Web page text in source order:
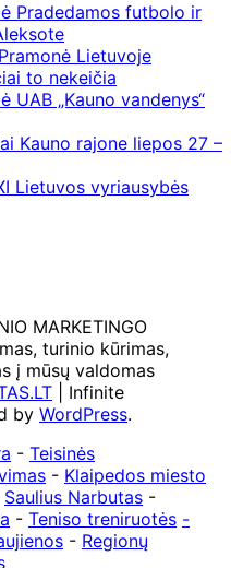
Pradedamos futbolo ir
Lietuvoje
to nekeičia
UAB „Kauno vandenys“
Kauno rajone liepos 27 –
Lietuvos vyriausybės
MARKETINGO
turinio kūrimas,
į mūsų valdomas
| Infinite
by WordPress.
- Teisinės
- Klaipedos miesto
Saulius Narbutas -
- Teniso treniruotės -
- Regionų